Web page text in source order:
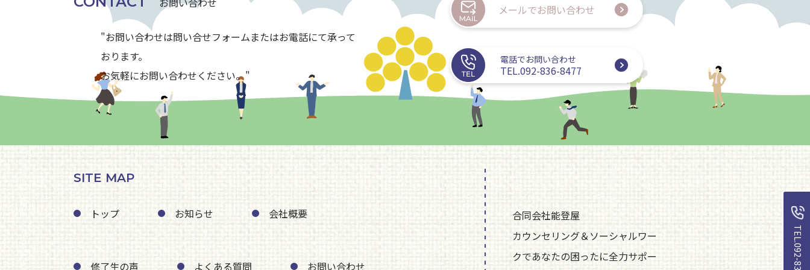
"お問い合わせは問い合せフォームまたはお電話にて承って
おります。
お気軽にお問い合わせください。"
メールでお問い合わせ
電話でお問い合わせ
TEL.092-836-8477
SITE MAP
トップ お知らせ 会社概要
修了生の声 よくある質問 お問い合わせ
合同会社能登屋
カウンセリング＆ソーシャルワー
クであなたの困ったに全力サポー